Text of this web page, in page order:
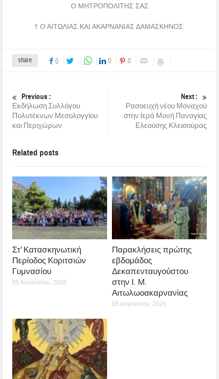
Ο ΜΗΤΡΟΠΟΛΙΤΗΣ ΣΑΣ
† Ο ΑΙΤΩΛΙΑΣ ΚΑΙ ΑΚΑΡΝΑΝΙΑΣ ΔΑΜΑΣΚΗΝΟΣ
share 0 0 0
Previous :
Εκδήλωση Συλλόγου
Πολυτέκνων Μεσολογγίου
και Περιχώρων
Next :
Ρασοευχή νέου Μοναχού
στην Ιερά Μονή Παναγίας
Ελεούσης Κλεισούρας
Related posts
Στ’ Κατασκηνωτική
Περίοδος Κοριτσιών
Γυμνασίου
05 Αυγούστου, 2026
Παρακλήσεις πρώτης
εβδομάδος
Δεκαπενταυγούστου
στην Ι. Μ.
Αιτωλωοακαρνανίας
05 Αυγούστου, 2026